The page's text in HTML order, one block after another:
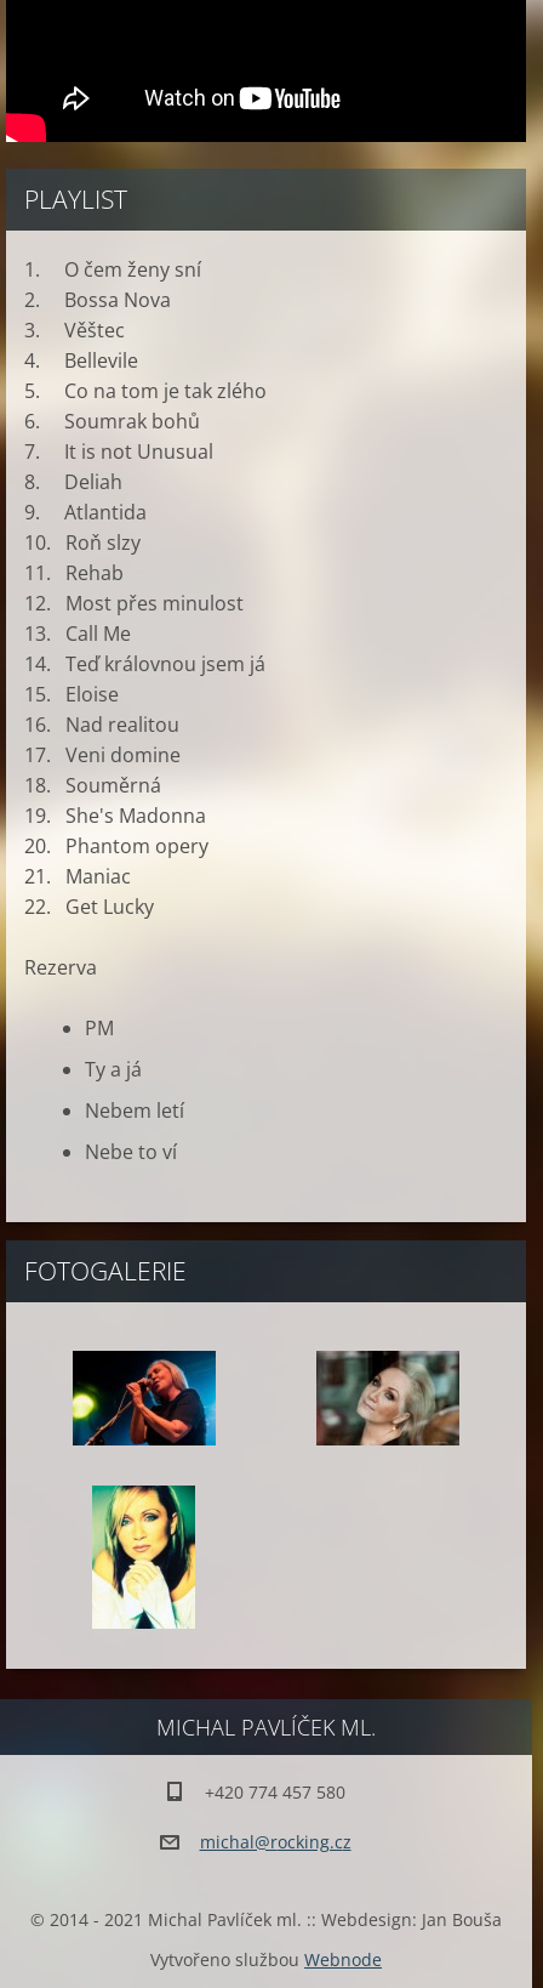
PLAYLIST
1. O čem ženy sní
2. Bossa Nova
3. Věštec
4. Bellevile
5. Co na tom je tak zlého
6. Soumrak bohů
7. It is not Unusual
8. Deliah
9. Atlantida
10. Roň slzy
11. Rehab
12. Most přes minulost
13. Call Me
14. Teď královnou jsem já
15. Eloise
16. Nad realitou
17. Veni domine
18. Souměrná
19. She's Madonna
20. Phantom opery
21. Maniac
22. Get Lucky
Rezerva
PM
Ty a já
Nebem letí
Nebe to ví
FOTOGALERIE
MICHAL PAVLÍČEK ML.
+420 774 457 580
michal@rocking.cz
© 2014 - 2021 Michal Pavlíček ml. :: Webdesign: Jan Bouša
Vytvořeno službouWebnode